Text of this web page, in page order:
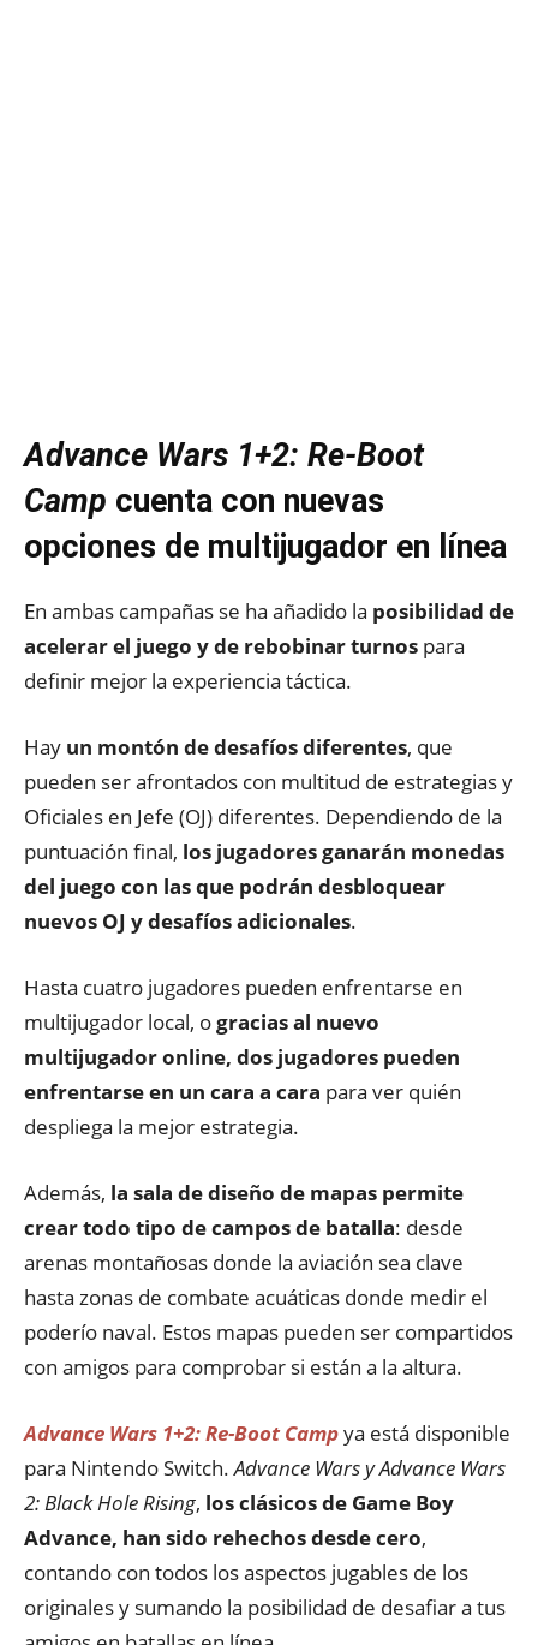
Advance Wars 1+2: Re-Boot
Camp cuenta con nuevas
opciones de multijugador en línea
En ambas campañas se ha añadido la posibilidad de
acelerar el juego y de rebobinar turnos para
definir mejor la experiencia táctica.
Hay un montón de desafíos diferentes, que
pueden ser afrontados con multitud de estrategias y
Oficiales en Jefe (OJ) diferentes. Dependiendo de la
puntuación final, los jugadores ganarán monedas
del juego con las que podrán desbloquear
nuevos OJ y desafíos adicionales.
Hasta cuatro jugadores pueden enfrentarse en
multijugador local, ogracias al nuevo
multijugador online, dos jugadores pueden
enfrentarse en un cara a cara para ver quién
despliega la mejor estrategia.
Además, la sala de diseño de mapas permite
crear todo tipo de campos de batalla: desde
arenas montañosas donde la aviación sea clave
hasta zonas de combate acuáticas donde medir el
poderío naval. Estos mapas pueden ser compartidos
con amigos para comprobar si están a la altura.
Advance Wars 1+2: Re-Boot Campya está disponible
para Nintendo Switch.Advance Wars y Advance Wars
2: Black Hole Rising, los clásicos de Game Boy
Advance, han sido rehechos desde cero,
contando con todos los aspectos jugables de los
originales y sumando la posibilidad de desafiar a tus